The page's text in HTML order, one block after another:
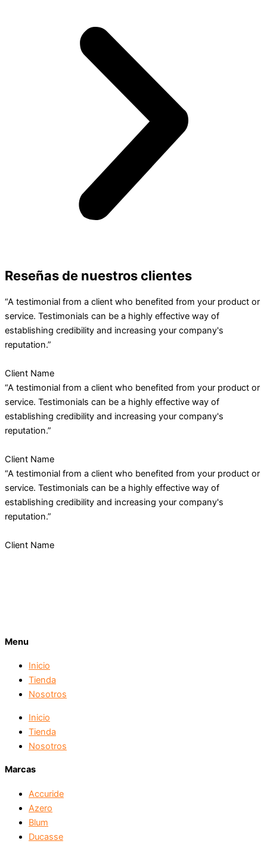
Reseñas de nuestros clientes
“A testimonial from a client who benefited from your product or
service. Testimonials can be a highly effective way of
establishing credibility and increasing your company's
reputation.”
Client Name
“A testimonial from a client who benefited from your product or
service. Testimonials can be a highly effective way of
establishing credibility and increasing your company's
reputation.”
Client Name
“A testimonial from a client who benefited from your product or
service. Testimonials can be a highly effective way of
establishing credibility and increasing your company's
reputation.”
Client Name
Menu
Inicio
Tienda
Nosotros
Inicio
Tienda
Nosotros
Marcas
Accuride
Azero
Blum
Ducasse